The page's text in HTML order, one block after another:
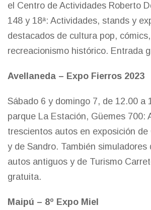
el Centro de Actividades Roberto
148 y 18ª: Actividades, stands y
destacados de cultura pop,
recreacionismo histórico. Entrada
Avellaneda – Expo Fierros 2023
Sábado 6 y domingo 7, de 12.00 a
parque La Estación, Güemes 700:
trescientos autos en exposición de
y de Sandro. También simuladores
autos antiguos y de Turismo
gratuita.
Maipú – 8º Expo Miel